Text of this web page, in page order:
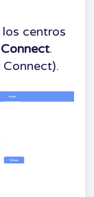
los centros
.